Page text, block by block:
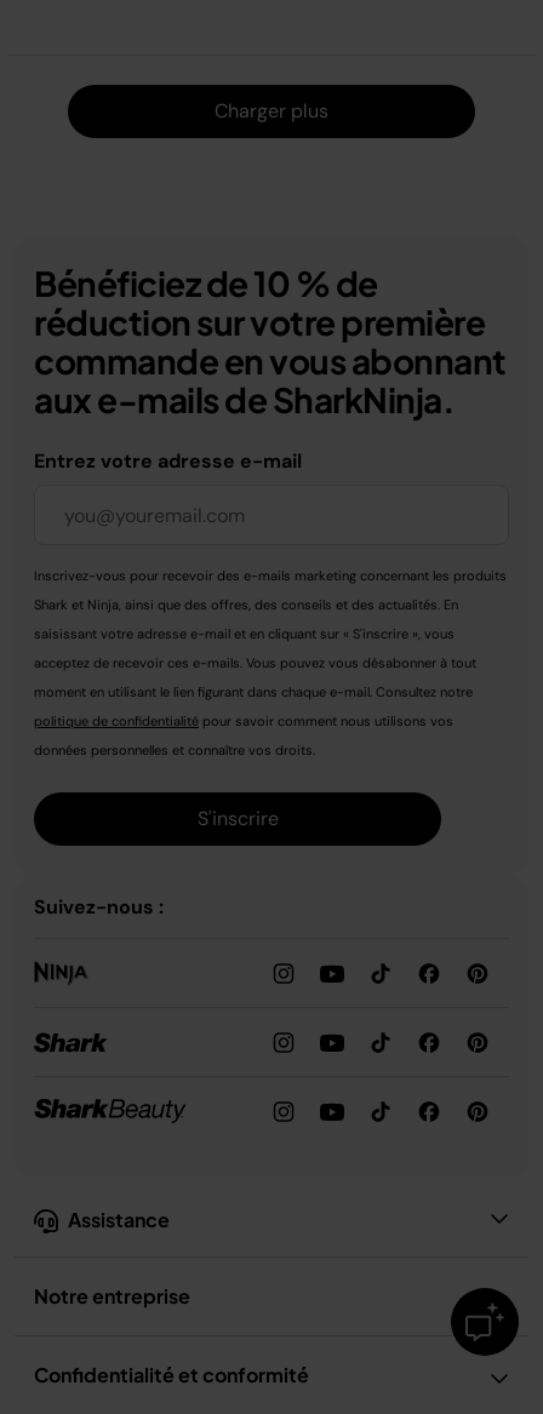
Charger plus
Assistance
Notre entreprise
Confidentialité et conformité
Bénéficiez de 10 % de
réduction sur votre première
commande en vous abonnant
aux e-mails de SharkNinja.
Entrez votre adresse e-mail
Inscrivez-vous pour recevoir des e-mails marketing concernant les produits
Shark et Ninja, ainsi que des offres, des conseils et des actualités. En
saisissant votre adresse e-mail et en cliquant sur « S'inscrire », vous
acceptez de recevoir ces e-mails. Vous pouvez vous désabonner à tout
moment en utilisant le lien figurant dans chaque e-mail. Consultez notre
politique de confidentialité pour savoir comment nous utilisons vos
données personnelles et connaître vos droits.
S'inscrire
Suivez-nous :